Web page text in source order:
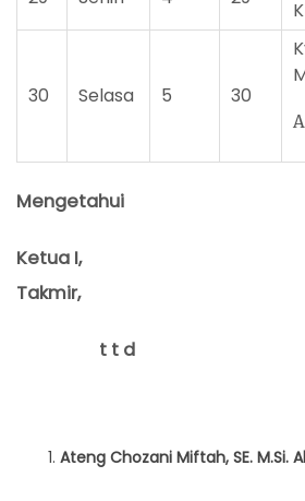
30 Selasa 5 30
Mengetahui
Ketua I,
Takmir
t t d t
Ateng Chozani Miftah, SE. M.Si.